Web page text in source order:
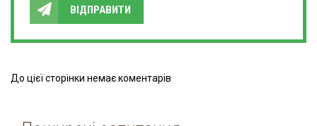
ВІДПРАВИТИ
До цієї сторінки немає коментарів